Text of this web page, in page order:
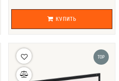
КУПИТЬ
TOP